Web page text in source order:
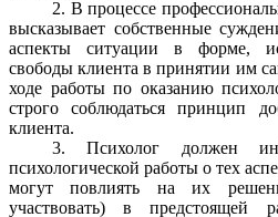
2. В процессе
высказывает собственные
аспекты ситуации в форме,
свободы клиента в принятии им
ходе работы по оказанию
строго соблюдаться принцип
клиента.
3. Психолог должен
психологической работы о тех
могут повлиять на их
участвовать) в предстоящей